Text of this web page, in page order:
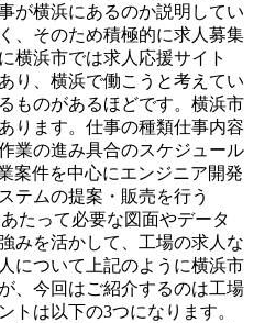
が横浜にあるのか説明してい
、そのため積極的に求人募集
横浜市では求人応援サイト
り、横浜で働こうと考えてい
ものがあるほどです。横浜市
ります。仕事の種類仕事内容
業の進み具合のスケジュール
案件を中心にエンジニア開発
テムの提案・販売を行う
たって必要な図面やデータ
みを活かして、工場の求人な
について上記のように横浜市
、今回はご紹介するのは工場
トは以下の3つになります。